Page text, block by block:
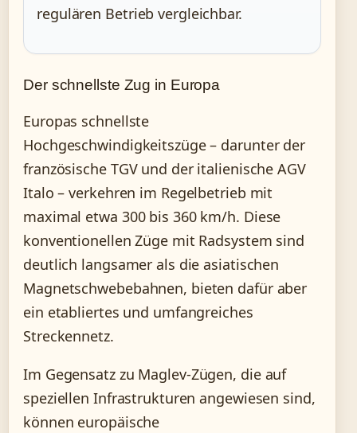
regulären Betrieb vergleichbar.
Der schnellste Zug in Europa
Europas schnellste
Hochgeschwindigkeitszüge – darunter der
französische TGV und der italienische AGV
Italo – verkehren im Regelbetrieb mit
maximal etwa 300 bis 360 km/h. Diese
konventionellen Züge mit Radsystem sind
deutlich langsamer als die asiatischen
Magnetschwebebahnen, bieten dafür aber
ein etabliertes und umfangreiches
Streckennetz.
Im Gegensatz zu Maglev-Zügen, die auf
speziellen Infrastrukturen angewiesen sind,
können europäische